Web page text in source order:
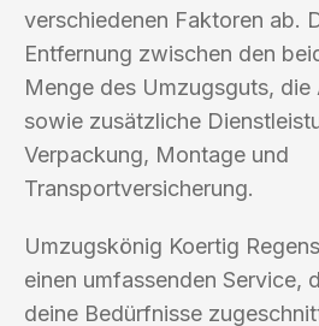
verschiedenen Faktoren ab.
Entfernung zwischen den
Menge des Umzugsguts,
sowie zusätzliche
Verpackung, Montage und
Transportversicherung.
Umzugskönig Koertig
einen umfassenden Service,
deine Bedürfnisse